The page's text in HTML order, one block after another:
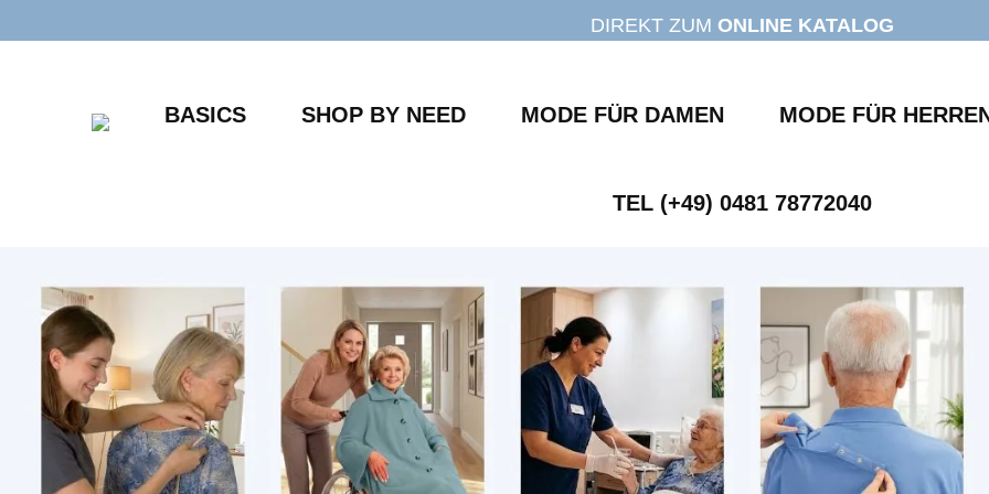
Inhalt
DIREKT ZUM ONLINE KATALOG
BASICS SHOP BY NEED MODE FÜR DAMEN MODE FÜR
TEL (+49) 0481 78772040